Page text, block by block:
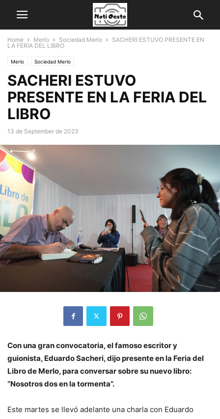
Home Merlo Sociedad Merlo
SACHERI ESTUVO PRESENTE EN
LA FERIA DEL LIBRO
Merlo Sociedad Merlo
SACHERI ESTUVO
PRESENTE EN LA FERIA DEL
LIBRO
13 de September de 2023
Con una gran convocatoria, el famoso escritor y
guionista, Eduardo Sacheri, dijo presente en la Feria del
Libro de Merlo, para conversar sobre su nuevo libro:
“Nosotros dos en la tormenta”.
Este martes se llevó adelante una charla con Eduardo